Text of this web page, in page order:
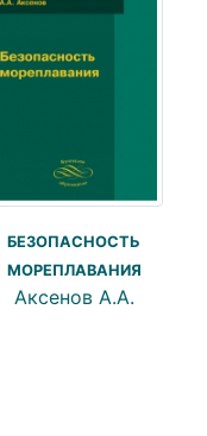
БЕЗОПАСНОСТЬ
МОРЕПЛАВАНИЯ
Аксенов А.А.